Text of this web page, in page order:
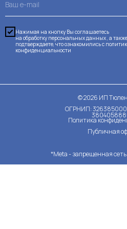
Нажимая на кнопку Вы соглашаетесь
на обработку персональных данных , а также
подтверждаете, что ознакомились с
конфиденциальности
Публичная
*Meta - запрещенная
ОГРНИП:
©2026 ИП
Политика